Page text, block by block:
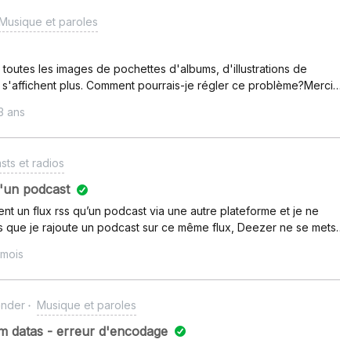
Musique et paroles
les images de pochettes d'albums, d'illustrations de
plus. Comment pourrais-je régler ce problème?Merci
ans
et radios
podcast
un flux rss qu’un podcast via une autre plateforme et je ne
je rajoute un podcast sur ce même flux, Deezer ne se mets
se mettent parfaitement à jour mais pas Deezer… Avez-vous
Musique et paroles
datas - erreur d'encodage